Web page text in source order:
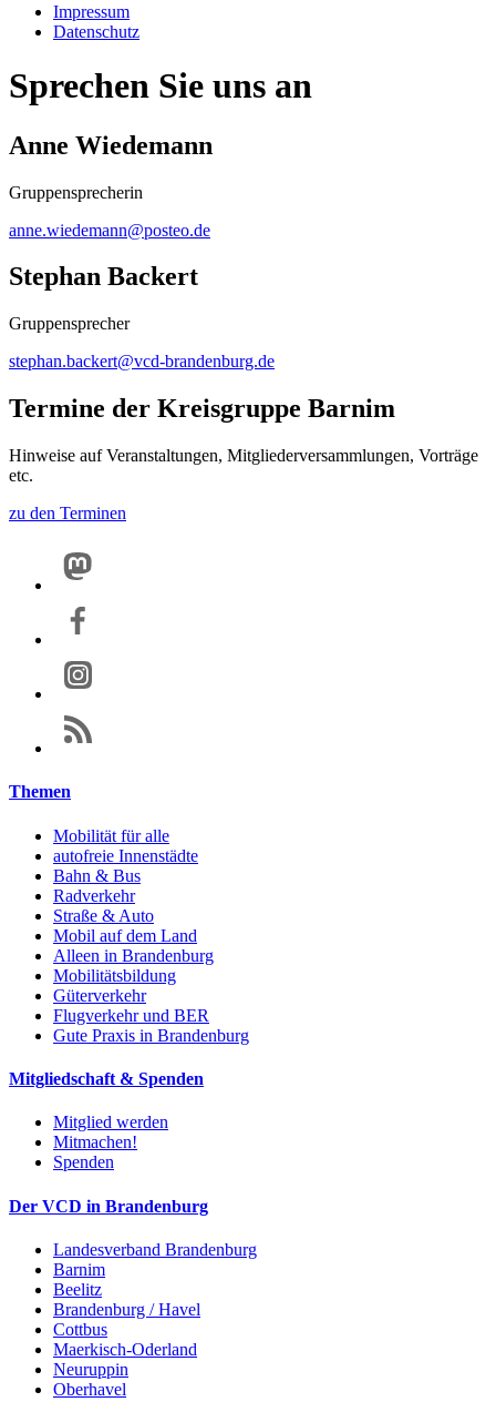
Impressum
Datenschutz
Sprechen Sie uns an
Anne Wiedemann
Gruppensprecherin
anne.wiedemann@posteo.de
Stephan Backert
Gruppensprecher
stephan.backert@vcd-brandenburg.de
Termine der Kreisgruppe Barnim
Hinweise auf Veranstaltungen, Mitgliederversammlungen, Vorträge
etc.
zu den Terminen
Themen
Mobilität für alle
autofreie Innenstädte
Bahn & Bus
Radverkehr
Straße & Auto
Mobil auf dem Land
Alleen in Brandenburg
Mobilitätsbildung
Güterverkehr
Flugverkehr und BER
Gute Praxis in Brandenburg
Mitgliedschaft & Spenden
Mitglied werden
Mitmachen!
Spenden
Der VCD in Brandenburg
Landesverband Brandenburg
Barnim
Beelitz
Brandenburg / Havel
Cottbus
Maerkisch-Oderland
Neuruppin
Oberhavel